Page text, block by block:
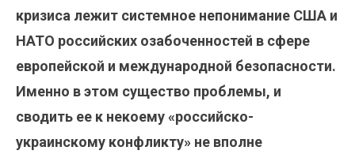
кризиса лежит системное непонимание США и
НАТО российских озабоченностей в сфере
европейской и международной безопасности.
Именно в этом существо проблемы, и
сводить ее к некоему «российско-
украинскому конфликту» не вполне